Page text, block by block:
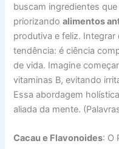
buscam ingredientes
priorizandoalimentos
produtiva e feliz.
tendência: é ciência
de vida. Imagine
vitaminas B, evitando
Essa abordagem
aliada da mente.
Cacau e Flavonoides: O